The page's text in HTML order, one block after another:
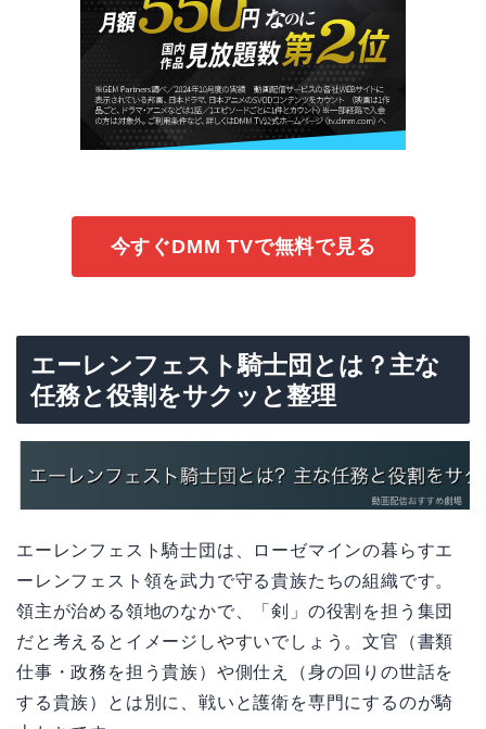
今すぐDMM TVで無料で見る
エーレンフェスト騎士団とは？主な
任務と役割をサクッと整理
エーレンフェスト騎士団は、ローゼマインの暮らすエ
ーレンフェスト領を武力で守る貴族たちの組織です。
領主が治める領地のなかで、「剣」の役割を担う集団
だと考えるとイメージしやすいでしょう。文官（書類
仕事・政務を担う貴族）や側仕え（身の回りの世話を
する貴族）とは別に、戦いと護衛を専門にするのが騎